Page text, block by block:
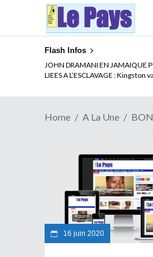
Flash Infos
JOHN DRAMANI EN JAMAIQUE
LIEES A L’ESCLAVAGE :
Home A La Une
16 juin 2020